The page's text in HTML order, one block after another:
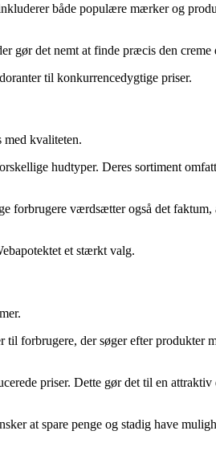
både populære mærker og
gør det nemt at finde præcis den creme
til konkurrencedygtige priser.
med kvaliteten.
hudtyper. Deres sortiment
forbrugere værdsætter også det
et stærkt valg.
forbrugere, der søger efter produkter
priser. Dette gør det til en
at spare penge og stadig have